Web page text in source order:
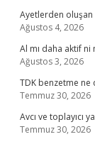
Ayetlerden
Ağustos 4, 2026
Al mı daha aktif ni
Ağustos 3, 2026
TDK benzetme ne
Temmuz 30, 2026
Avcı ve toplayıcı
Temmuz 30, 2026